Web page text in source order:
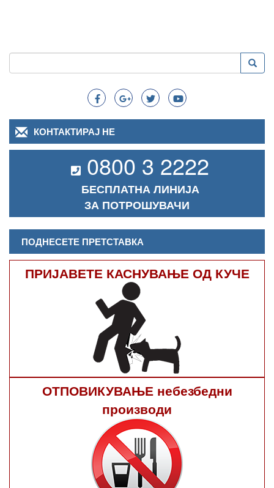
Search
Пребарување
КОНТАКТИРАЈ НЕ
0800 3 2222
БЕСПЛАТНА ЛИНИЈА
ЗА ПОТРОШУВАЧИ
ПОДНЕСЕТЕ ПРЕТСТАВКА
ПРИЈАВЕТЕ КАСНУВАЊЕ ОД КУЧЕ
ОТПОВИКУВАЊЕ небезбедни
производи